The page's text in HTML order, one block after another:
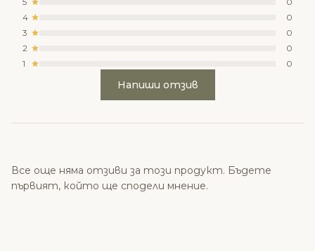
4
0
3
0
2
0
1
0
Напиши отзив
Все още няма отзиви за този продукт. Бъдете
първият, който ще сподели мнение.